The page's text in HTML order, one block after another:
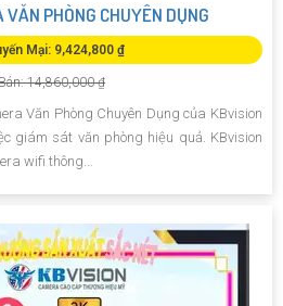
VĂN PHÒNG CHUYÊN DỤNG
Mại: 9,424,800 ₫
14,860,000 ₫
Văn Phòng Chuyên Dụng của KBvision
giám sát văn phòng hiệu quả. KBvision
wifi thông...